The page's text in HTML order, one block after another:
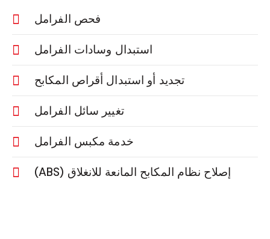
فحص الفرامل
استبدال وسادات الفرامل
تجديد أو استبدال أقراص المكابح
تغيير سائل الفرامل
خدمة مكبس الفرامل
إصلاح نظام المكابح المانعة للانغلاق (ABS)